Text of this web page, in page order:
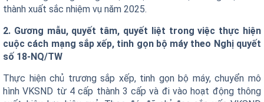
thành xuất sắc nhiệm vụ năm 2025.
2. Gương mẫu, quyết tâm, quyết liệt trong việc thực hiện
cuộc cách mạng sắp xếp, tinh gọn bộ máy theo Nghị quyết
số 18-NQ/TW
Thực hiện chủ trương sắp xếp, tinh gọn bộ máy, chuyển mô
hình VKSND từ 4 cấp thành 3 cấp và đi vào hoạt động thông